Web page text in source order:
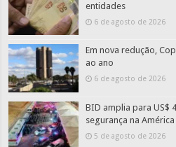
entidades
6 de agosto de 2026
Em nova redução,
ao ano
6 de agosto de 2026
BID amplia para US$
segurança na América
5 de agosto de 2026